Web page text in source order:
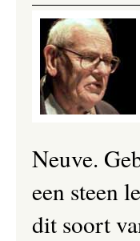
Neuve.
een steen
dit soort